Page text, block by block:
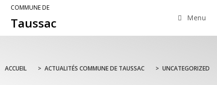
COMMUNE DE
Taussac Menu
ACCUEIL > ACTUALITÉS COMMUNE DE TAUSSAC > UNCATEGORIZED